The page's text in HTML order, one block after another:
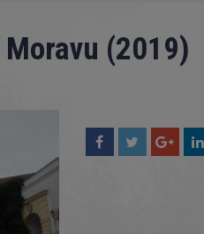
(2019)